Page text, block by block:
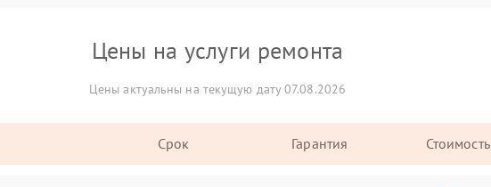
Цены на услуги ремонта
Цены актуальны на текущую дату 07.08.2026
Срок Гарантия Стоимость